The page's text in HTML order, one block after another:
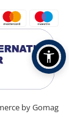
by Gomag